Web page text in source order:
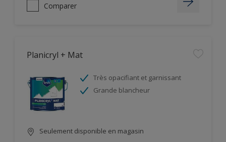
Comparer
Planicryl + Mat
Très opacifiant et garnissant
Grande blancheur
Seulement disponible en magasin